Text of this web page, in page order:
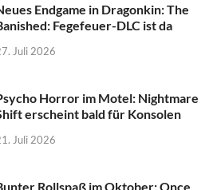
Endgame in Dragonkin: The
Fegefeuer-DLC ist da
Juli 2026
Horror im Motel: Nightmare
erscheint bald für Konsolen
Juli 2026
Rollspaß im Oktober: Once